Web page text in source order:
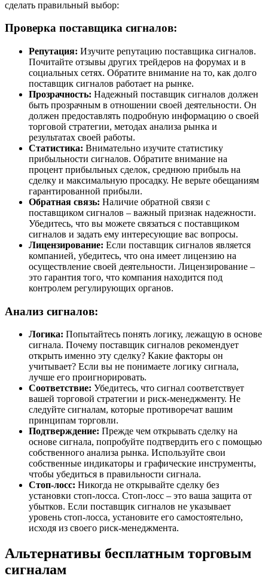
сделать правильный выбор:
Проверка поставщика сигналов:
Репутация: Изучите репутацию поставщика сигналов.
Почитайте отзывы других трейдеров на форумах и в
социальных сетях. Обратите внимание на то, как долго
поставщик сигналов работает на рынке.
Прозрачность: Надежный поставщик сигналов должен
быть прозрачным в отношении своей деятельности. Он
должен предоставлять подробную информацию о своей
торговой стратегии, методах анализа рынка и
результатах своей работы.
Статистика: Внимательно изучите статистику
прибыльности сигналов. Обратите внимание на
процент прибыльных сделок, среднюю прибыль на
сделку и максимальную просадку. Не верьте обещаниям
гарантированной прибыли.
Обратная связь: Наличие обратной связи с
поставщиком сигналов – важный признак надежности.
Убедитесь, что вы можете связаться с поставщиком
сигналов и задать ему интересующие вас вопросы.
Лицензирование: Если поставщик сигналов является
компанией, убедитесь, что она имеет лицензию на
осуществление своей деятельности. Лицензирование –
это гарантия того, что компания находится под
контролем регулирующих органов.
Анализ сигналов:
Логика: Попытайтесь понять логику, лежащую в основе
сигнала. Почему поставщик сигналов рекомендует
открыть именно эту сделку? Какие факторы он
учитывает? Если вы не понимаете логику сигнала,
лучше его проигнорировать.
Соответствие: Убедитесь, что сигнал соответствует
вашей торговой стратегии и риск-менеджменту. Не
следуйте сигналам, которые противоречат вашим
принципам торговли.
Подтверждение: Прежде чем открывать сделку на
основе сигнала, попробуйте подтвердить его с помощью
собственного анализа рынка. Используйте свои
собственные индикаторы и графические инструменты,
чтобы убедиться в правильности сигнала.
Стоп-лосс: Никогда не открывайте сделку без
установки стоп-лосса. Стоп-лосс – это ваша защита от
убытков. Если поставщик сигналов не указывает
уровень стоп-лосса, установите его самостоятельно,
исходя из своего риск-менеджмента.
Альтернативы бесплатным торговым
сигналам